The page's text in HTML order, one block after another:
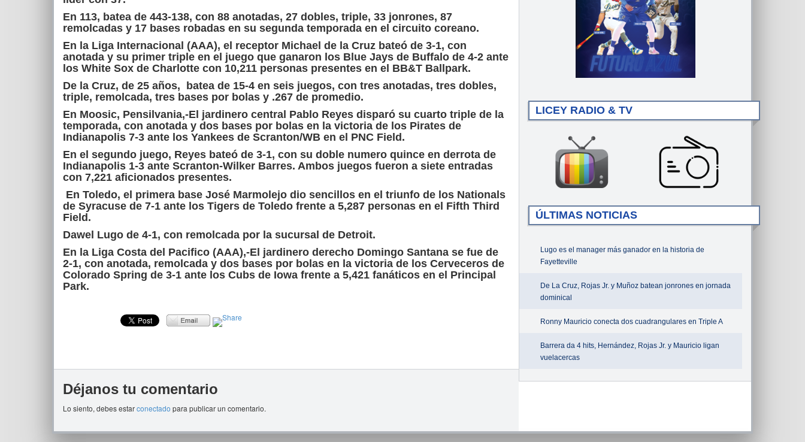
En 113, batea de 443-138, con 88 anotadas, 27 dobles, triple, 33 jonrones, 87
remolcadas y 17 bases robadas en su segunda temporada en el circuito coreano.
En la Liga Internacional (AAA), el receptor Michael de la Cruz bateó de 3-1, con
anotada y su primer triple en el juego que ganaron los Blue Jays de Buffalo de 4-2 ante
los White Sox de Charlotte con 10,211 personas presentes en el BB&T Ballpark.
De la Cruz, de 25 años, batea de 15-4 en seis juegos, con tres anotadas, tres dobles,
triple, remolcada, tres bases por bolas y .267 de promedio.
En Moosic, Pensilvania,-El jardinero central Pablo Reyes disparó su cuarto triple de la
temporada, con anotada y dos bases por bolas en la victoria de los Pirates de
Indianapolis 7-3 ante los Yankees de Scranton/WB en el PNC Field.
En el segundo juego, Reyes bateó de 3-1, con su doble numero quince en derrota de
Indianapolis 1-3 ante Scranton-Wilker Barres. Ambos juegos fueron a siete entradas
con 7,221 aficionados presentes.
En Toledo, el primera base José Marmolejo dio sencillos en el triunfo de los Nationals
de Syracuse de 7-1 ante los Tigers de Toledo frente a 5,287 personas en el Fifth Third
Field.
Dawel Lugo de 4-1, con remolcada por la sucursal de Detroit.
En la Liga Costa del Pacifico (AAA),-El jardinero derecho Domingo Santana se fue de
2-1, con anotada, remolcada y dos bases por bolas en la victoria de los Cerveceros de
Colorado Spring de 3-1 ante los Cubs de Iowa frente a 5,421 fanáticos en el Principal
Park.
Déjanos tu comentario
Lo siento, debes estarconectado para publicar un comentario.
LICEY RADIO & TV
ÚLTIMAS NOTICIAS
Lugo es el manager más ganador en la historia de
Fayetteville
De La Cruz, Rojas Jr. y Muñoz batean jonrones en jornada
dominical
Ronny Mauricio conecta dos cuadrangulares en Triple A
Barrera da 4 hits, Hernández, Rojas Jr. y Mauricio ligan
vuelacercas